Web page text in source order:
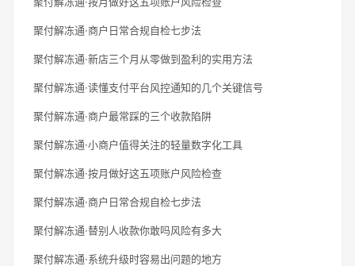
聚付解冻通·商户日常合规自检七步法
聚付解冻通·新店三个月从零做到盈利的实用方法
聚付解冻通·读懂支付平台风控通知的几个关键信号
聚付解冻通·商户最常踩的三个收款陷阱
聚付解冻通·小商户值得关注的轻量数字化工具
聚付解冻通·按月做好这五项账户风险检查
聚付解冻通·商户日常合规自检七步法
聚付解冻通·替别人收款你敢吗风险有多大
聚付解冻通·系统升级时容易出问题的地方